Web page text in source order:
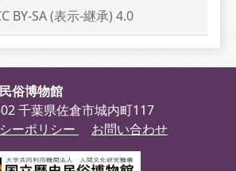
BY-SA (表示-継承) 4.0
俗博物館
千葉県佐倉市城内町117
ーポリシー
お問い合わせ